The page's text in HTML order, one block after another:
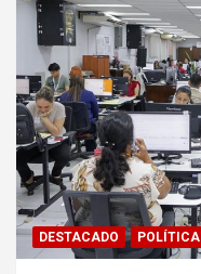
DESTACADO POLÍTICA